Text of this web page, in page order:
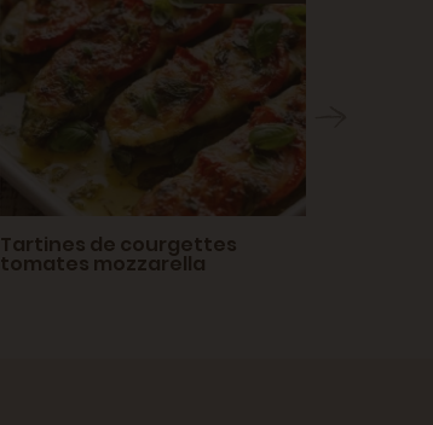
Tartines de courgettes
tomates mozzarella